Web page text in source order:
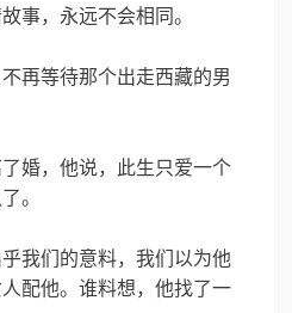
事，永远不会相同。
再等待那个出走西藏的男
婚，他说，此生只爱一个
。
我们的意料，我们以为他
配他。谁料想，他找了一